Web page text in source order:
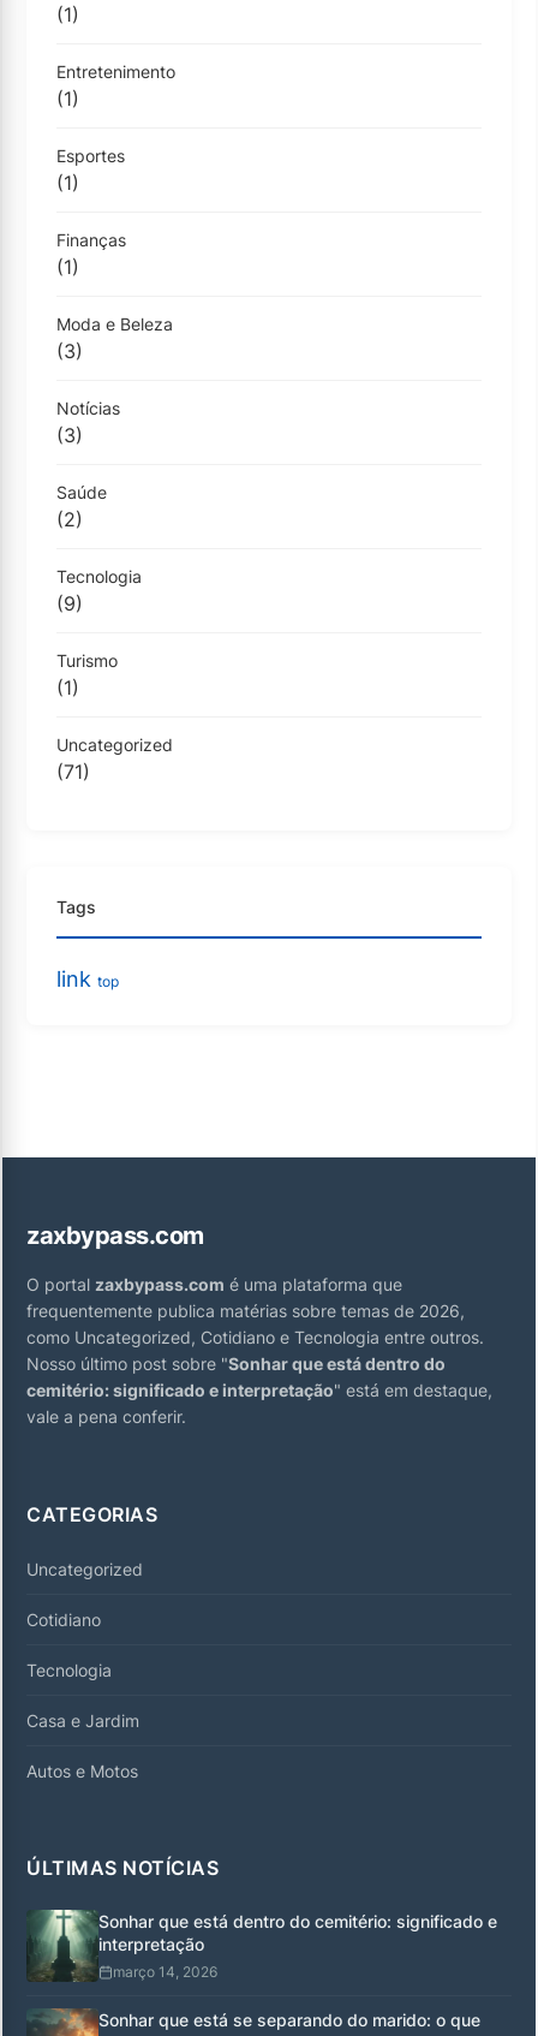
(1)
Entretenimento
(1)
Esportes
(1)
Finanças
(1)
Moda e Beleza
(3)
Notícias
(3)
Saúde
(2)
Tecnologia
(9)
Turismo
(1)
Uncategorized
(71)
Tags
link top
zaxbypass.com
O portal zaxbypass.com é uma plataforma que
frequentemente publica matérias sobre temas de 2026,
como Uncategorized, Cotidiano e Tecnologia entre outros.
Nosso último post sobre "Sonhar que está dentro do
cemitério: significado e interpretação" está em destaque,
vale a pena conferir.
CATEGORIAS
Uncategorized
Cotidiano
Tecnologia
Casa e Jardim
Autos e Motos
ÚLTIMAS NOTÍCIAS
Sonhar que está dentro do cemitério: significado e
interpretação
março 14, 2026
Sonhar que está se separando do marido: o que